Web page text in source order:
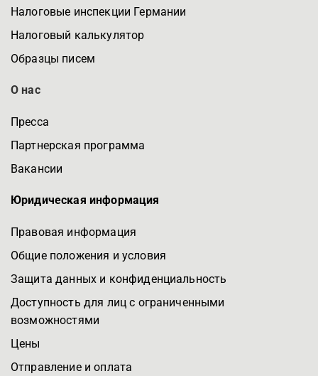
Налоговые инспекции Германии
Налоговый калькулятор
Образцы писем
О нас
Пресса
Партнерская программа
Вакансии
Юридическая информация
Правовая информация
Общие положения и условия
Защита данных и конфиденциальность
Доступность для лиц с ограниченными
возможностями
Цены
Отправление и оплата